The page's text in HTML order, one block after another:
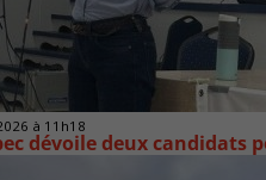
à 11h18
dévoile deux candidats